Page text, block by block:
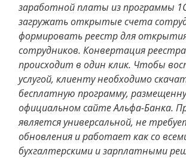
заработной платы из программы
загружать открытые счета
формировать реестр для
сотрудников. Конвертация
происходит в один клик. Чтобы
услугой, клиенту необходимо
бесплатную программу,
официальном сайте Альфа-Банка.
является универсальной, не
обновления и работает как со
бухгалтерскими и зарплатными